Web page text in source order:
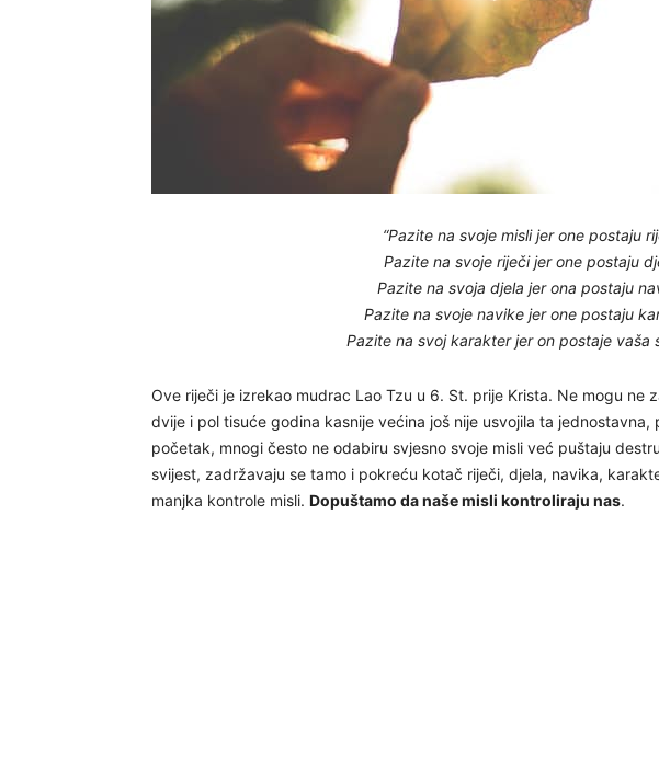
“Pazite na svoje misli jer one postaju
Pazite na svoje riječi jer one postaju
Pazite na svoja djela jer ona postaju
Pazite na svoje navike jer one postaju
Pazite na svoj karakter jer on postaje vaša
Ove riječi je izrekao mudrac Lao Tzu u 6. St. prije Krista. Ne mogu ne
dvije i pol tisuće godina kasnije većina još nije usvojila ta jednostavna,
početak, mnogi često ne odabiru svjesno svoje misli već puštaju
svijest, zadržavaju se tamo i pokreću kotač riječi, djela, navika,
manjka kontrole misli. Dopuštamo da naše misli kontroliraju nas.